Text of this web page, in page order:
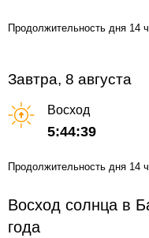
Продолжительность дня 14
Завтра, 8 августа
Восход
5:44:39
Продолжительность дня 14
Восход солнца в
года